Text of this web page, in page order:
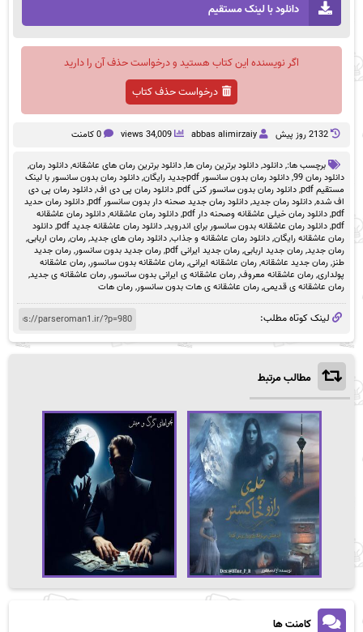
دانلود با لینک مستقیم
اگر نویسنده این کتاب هستید و درخواست حذف آن را دارید
درخواست حذف کتاب
2132 روز پيش abbas alimirzaiy
34,009 views 0 کامنت
برچسب ها:,دانلود,دانلود برترین رمان ها,دانلود برترین رمان های عاشقانه,دانلود رمان,
دانلود رمان 99
,دانلود رمان بدون سانسور pdfجدید رایگان ,دانلود رمان بدون سانسور با لینک
مستقیم pdf
,دانلود رمان بدون سانسور کنی pdf ,دانلود رمان پی دی اف,دانلود رمان پی دی
اف شده,دانلود رمان جدید,دانلود رمان جدید صحنه دار بدون سانسور pdf ,دانلود رمان حدید
pdf
,دانلود رمان خیلی عاشقانه وصحنه دار pdf ,دانلود رمان عاشقانه,دانلود رمان عاشقانه
pdf
,دانلود رمان عاشقانه بدون سانسور برای اندروید,دانلود رمان عاشقانه جدید pdf ,دانلود
رمان عاشقانه رایگان,دانلود رمان عاشقانه و جذاب,دانلود رمان های جدید,رمان,رمان اربابی,
رمان جدید,رمان جدید اربابی,رمان جدید ایرانی pdf ,رمان جدید بدون سانسور,رمان جدید
طنز,رمان جدید عاشقانه,رمان عاشقانه ایرانی,رمان عاشقانه بدون سانسور,رمان عاشقانه
پولداری,رمان عاشقانه معروف,رمان عاشقانه ی ایرانی بدون سانسور,رمان عاشقانه ی جدید,
رمان عاشقانه ی قدیمی,رمان عاشقانه ی هات بدون سانسور,رمان هات
لینک کوتاه مطلب:
مطالب مرتبط
کامنت ها